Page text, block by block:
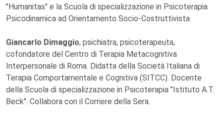
"Humanitas" e la Scuola di specializzazione in Psicoterapia
Psicodinamica ad Orientamento Socio-Costruttivista.
Giancarlo Dimaggio, psichiatra, psicoterapeuta,
cofondatore del Centro di Terapia Metacognitiva
Interpersonale di Roma. Didatta della Società Italiana di
Terapia Comportamentale e Cognitiva (SITCC). Docente
della Scuola di specializzazione in Psicoterapia "Istituto A.T.
Beck". Collabora con il Corriere della Sera.